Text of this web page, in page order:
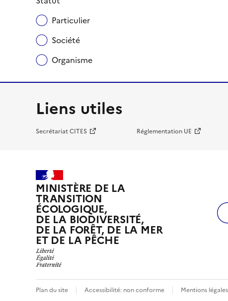
Particulier
Société
Organisme
Liens utiles
Secrétariat CITES Réglementation UE
MINISTÈRE DE LA
TRANSITION
ÉCOLOGIQUE,
DE LA BIODIVERSITÉ,
DE LA FORÊT, DE LA MER
ET DE LA PÊCHE
Plan du site Accessibilité: non conforme Mentions légales